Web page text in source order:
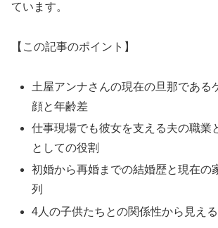
ています。
【この記事のポイント】
土屋アンナさんの現在の旦那である
顔と年齢差
仕事現場でも彼女を支える夫の職業
としての役割
初婚から再婚までの結婚歴と現在の
列
4人の子供たちとの関係性から見え